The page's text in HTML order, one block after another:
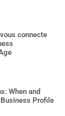
connecte
When and
Profile